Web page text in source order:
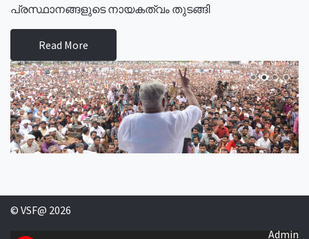
പ്രസ്ഥാനങ്ങളുടെ നായകത്വം തുടങ്ങി
Read More
© VSF@ 2026
Admin